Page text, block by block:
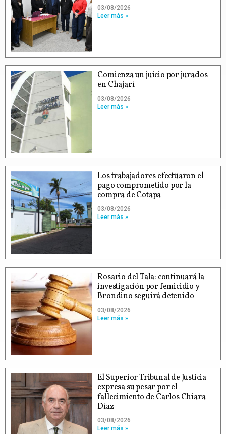
03/08/2026
Leer más »
Comienza un juicio por jurados
en Chajarí
03/08/2026
Leer más »
Los trabajadores efectuaron el
pago comprometido por la
compra de Cotapa
03/08/2026
Leer más »
Rosario del Tala: continuará la
investigación por femicidio y
Brondino seguirá detenido
03/08/2026
Leer más »
El Superior Tribunal de Justicia
expresa su pesar por el
fallecimiento de Carlos Chiara
Díaz
03/08/2026
Leer más »